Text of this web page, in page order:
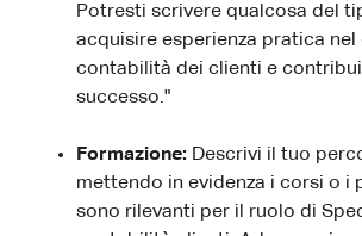
Potresti scrivere qualcosa del
acquisire esperienza pratica nel
contabilità dei clienti e
successo."
Formazione: Descrivi il tuo
mettendo in evidenza i corsi o i
sono rilevanti per il ruolo di